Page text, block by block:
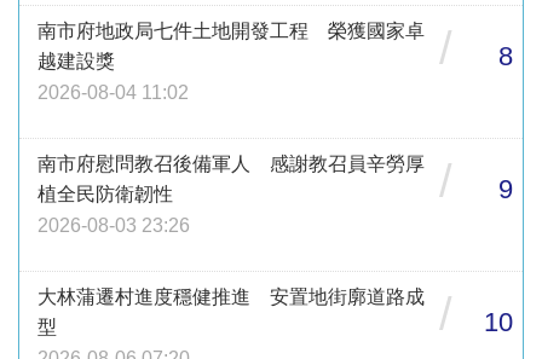
南市府地政局七件土地開發工程 榮獲國家卓
越建設獎
2026-08-04 11:02
/ 8
南市府慰問教召後備軍人 感謝教召員辛勞厚
植全民防衛韌性
2026-08-03 23:26
/ 9
大林蒲遷村進度穩健推進 安置地街廓道路成
型
/ 10